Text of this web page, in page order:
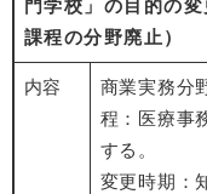
門学校」の目的の
課程の分野廃止）
内容
商業実務分
程：医療事
する。
変更時期：